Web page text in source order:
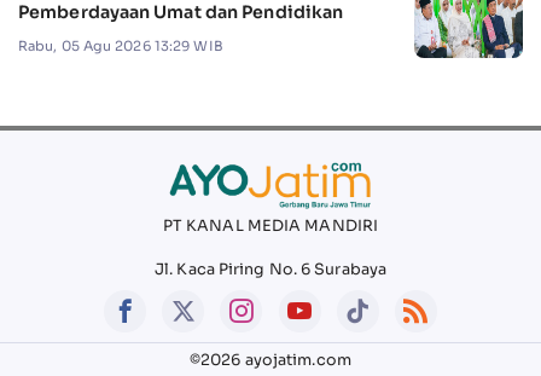
Pemberdayaan Umat dan Pendidikan
Rabu, 05 Agu 2026 13:29 WIB
PT KANAL MEDIA MANDIRI
Jl. Kaca Piring No. 6 Surabaya
©2026 ayojatim.com